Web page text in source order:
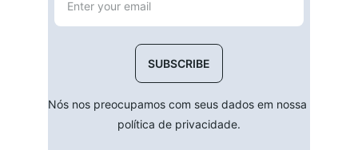
SUBSCRIBE
Nós nos preocupamos com seus dados em nossa
política de privacidade.